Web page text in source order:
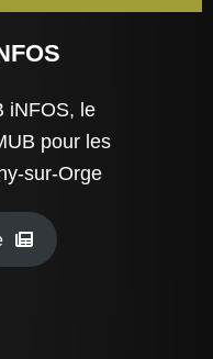
iNFOS, le
pour les
sur-Orge